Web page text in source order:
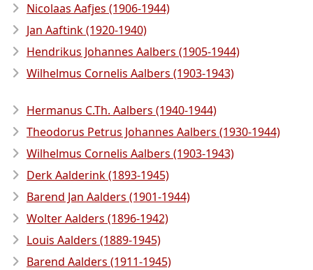
Nicolaas Aafjes (1906-1944)
Jan Aaftink (1920-1940)
Hendrikus Johannes Aalbers (1905-1944)
Wilhelmus Cornelis Aalbers (1903-1943)
Hermanus C.Th. Aalbers (1940-1944)
Theodorus Petrus Johannes Aalbers (1930-1944)
Wilhelmus Cornelis Aalbers (1903-1943)
Derk Aalderink (1893-1945)
Barend Jan Aalders (1901-1944)
Wolter Aalders (1896-1942)
Louis Aalders (1889-1945)
Barend Aalders (1911-1945)